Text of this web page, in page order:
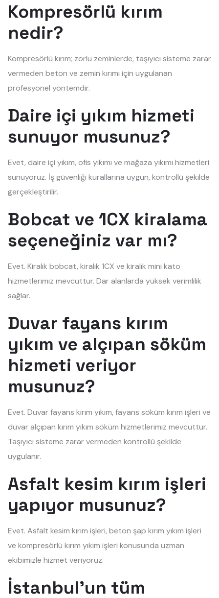
Kompresörlü kırım
nedir?
Kompresörlü kırım; zorlu zeminlerde, taşıyıcı sisteme zarar
vermeden beton ve zemin kırımı için uygulanan
profesyonel yöntemdir.
Daire içi yıkım hizmeti
sunuyor musunuz?
Evet, daire içi yıkım, ofis yıkımı ve mağaza yıkımı hizmetleri
sunuyoruz. İş güvenliği kurallarına uygun, kontrollü şekilde
gerçekleştirilir.
Bobcat ve 1CX kiralama
seçeneğiniz var mı?
Evet. Kiralık bobcat, kiralık 1CX ve kiralık mini kato
hizmetlerimiz mevcuttur. Dar alanlarda yüksek verimlilik
sağlar.
Duvar fayans kırım
yıkım ve alçıpan söküm
hizmeti veriyor
musunuz?
Evet. Duvar fayans kırım yıkım, fayans söküm kırım işleri ve
duvar alçıpan kırım yıkım söküm hizmetlerimiz mevcuttur.
Taşıyıcı sisteme zarar vermeden kontrollü şekilde
uygulanır.
Asfalt kesim kırım işleri
yapıyor musunuz?
Evet. Asfalt kesim kırım işleri, beton şap kırım yıkım işleri
ve kompresörlü kırım yıkım işleri konusunda uzman
ekibimizle hizmet veriyoruz.
İstanbul'un tüm